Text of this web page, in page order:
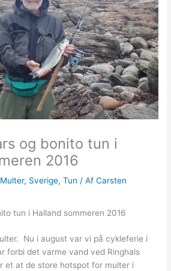
og bonito tun i
2016
Multer, Sverige,Tun / AfCarsten
tun i Halland sommeren 2016
Nu i august var vi på cykleferie i
forbi det varme vand ved Ringhals
et at de store hotspot for multer i